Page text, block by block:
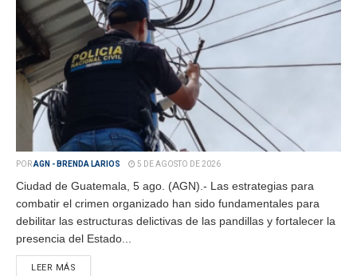
PORAGN - BRENDA LARIOS 5 DE AGOSTO DE 2026
Ciudad de Guatemala, 5 ago. (AGN).- Las estrategias para
combatir el crimen organizado han sido fundamentales para
debilitar las estructuras delictivas de las pandillas y fortalecer la
presencia del Estado...
LEER MÁS